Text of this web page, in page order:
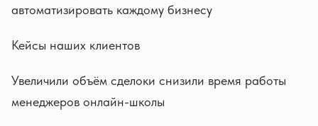
автоматизировать каждому бизнесу
Кейсы наших клиентов
Увеличили объём сделоки снизили время работы
менеджеров онлайн-школы